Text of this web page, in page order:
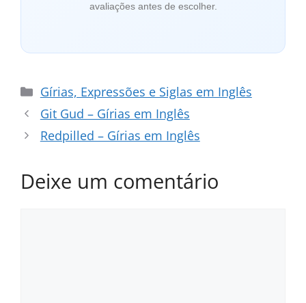
avaliações antes de escolher.
Categorias
Gírias, Expressões e Siglas em Inglês
Git Gud – Gírias em Inglês
Redpilled – Gírias em Inglês
Deixe um comentário